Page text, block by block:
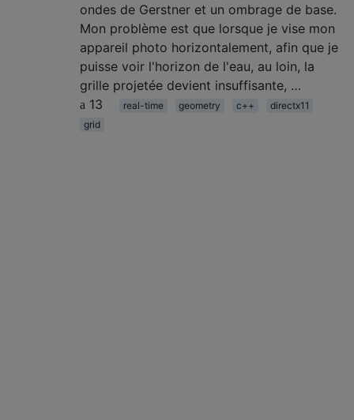
ondes de Gerstner et un ombrage de base.
Mon problème est que lorsque je vise mon
appareil photo horizontalement, afin que je
puisse voir l'horizon de l'eau, au loin, la
grille projetée devient insuffisante, …
13
real-time geometry c++
directx11
grid